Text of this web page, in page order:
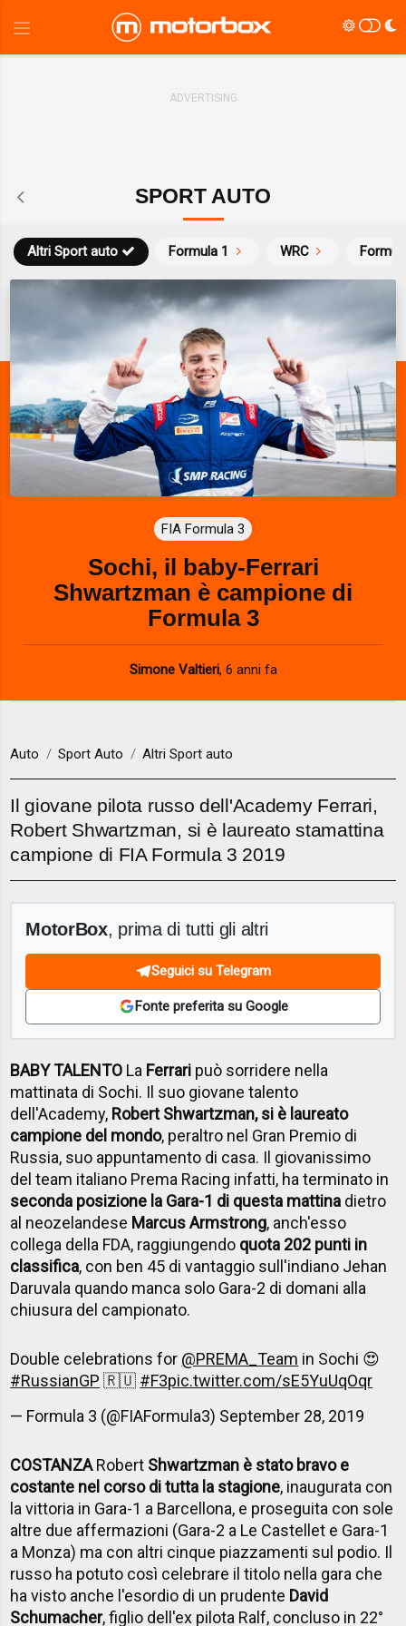
SPORT AUTO
Formula 1 WRC
Altri Sport auto
FIA Formula 3
Sochi, il baby-Ferrari
Shwartzman è campione di
Formula 3
Simone Valtieri, 6 anni fa
Auto Sport Auto Altri Sport auto
Il giovane pilota russo dell'Academy Ferrari,
Robert Shwartzman, si è laureato stamattina
campione di FIA Formula 3 2019
MotorBox, prima di tutti gli altri
Seguici su Telegram
Fonte preferita su Google
BABY TALENTO La Ferrari può sorridere nella
mattinata di Sochi. Il suo giovane talento
dell'Academy, Robert Shwartzman, si è laureato
campione del mondo, peraltro nel Gran Premio di
Russia, suo appuntamento di casa. Il giovanissimo
del team italiano Prema Racing infatti, ha terminato in
seconda posizione la Gara-1 di questa mattina dietro
al neozelandese Marcus Armstrong, anch'esso
collega della FDA, raggiungendo quota 202 punti in
classifica, con ben 45 di vantaggio sull'indiano Jehan
Daruvala quando manca solo Gara-2 di domani alla
chiusura del campionato.
Double celebrations for @PREMA_Team in Sochi 😍
#RussianGP 🇷🇺 #F3pic.twitter.com/sE5YuUqOqr
— Formula 3 (@FIAFormula3) September 28, 2019
COSTANZARobert Shwartzman è stato bravo e
costante nel corso di tutta la stagione, inaugurata con
la vittoria in Gara-1 a Barcellona, e proseguita con sole
altre due affermazioni (Gara-2 a Le Castellet e Gara-1
a Monza) ma con altri cinque piazzamenti sul podio. Il
russo ha potuto così celebrare il titolo nella gara che
ha visto anche l'esordio di un prudente David
Schumacher, figlio dell'ex pilota Ralf, concluso in 22°